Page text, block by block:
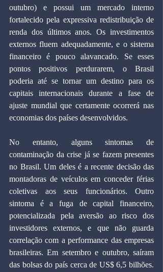
outubro) e possui um mercado interno
fortalecido pela expressiva redistribuição de
renda dos últimos anos. Os investimentos
externos fluem adequadamente, e o sistema
financeiro é pouco alavancado. Se esses
pontos positivos perdurarem, o Brasil
poderia até se tornar um destino para os
capitais internacionais durante a fase de
ajuste mundial que certamente ocorrerá nas
economias dos países desenvolvidos.
No entanto, alguns sintomas de
contaminação da crise já se fazem presentes
no Brasil. Um deles é a recente decisão das
montadoras de veículos em conceder férias
coletivas aos seus funcionários. Outro
sintoma é a fuga de capital financeiro,
potencializada pela aversão ao risco dos
investidores externos, e que não guarda
correlação com a performance das empresas
brasileiras. Em setembro e outubro, saíram
das bolsas do país cerca de US$ 6,5 bilhões.